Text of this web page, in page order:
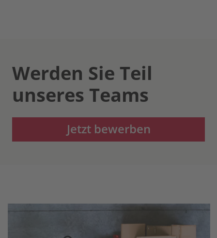
Werden Sie Teil
unseres Teams
Jetzt bewerben